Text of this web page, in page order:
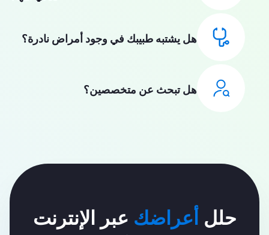
هل يشتبه طبيبك في وجود أمراض نادرة؟
هل تبحث عن متخصصين؟
حلل أعراضك عبر الإنترنت